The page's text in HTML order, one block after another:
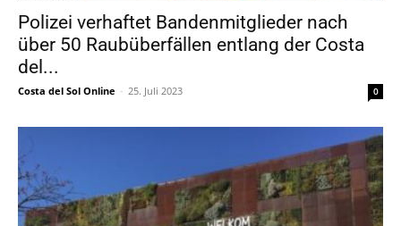
Polizei verhaftet Bandenmitglieder nach
über 50 Raubüberfällen entlang der Costa
del...
Costa del Sol Online - 25. Juli 2023 0